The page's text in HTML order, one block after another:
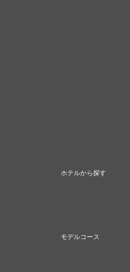
ホテルから探す
モデルコース